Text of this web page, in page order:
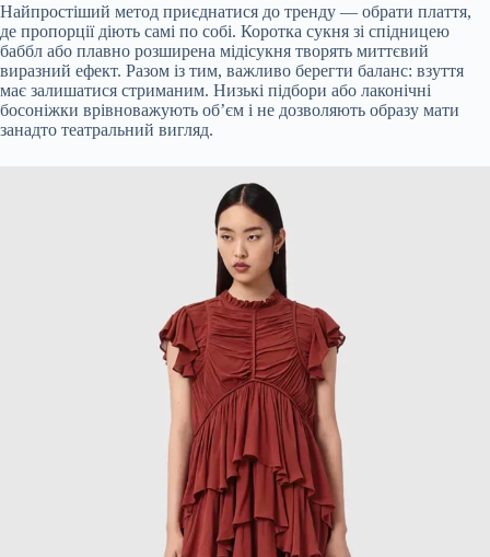
Найпростіший метод приєднатися до тренду — обрати плаття,
де пропорції діють самі по собі. Коротка сукня зі спідницею
баббл або плавно розширена мідісукня творять миттєвий
виразний ефект. Разом із тим, важливо берегти баланс: взуття
має залишатися стриманим. Низькі підбори або лаконічні
босоніжки врівноважують об’єм і не дозволяють образу мати
занадто театральний вигляд.